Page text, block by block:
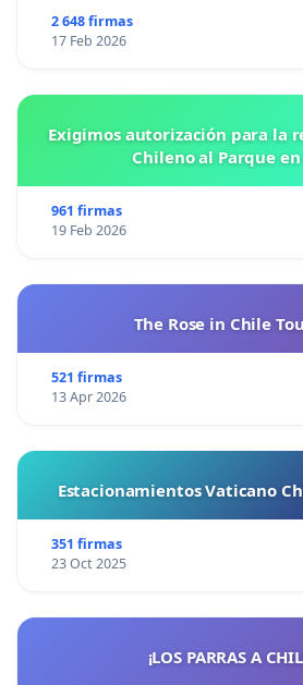
2 648 firmas
17 Feb 2026
Exigimos autorización para la
Chileno al Parque
961 firmas
19 Feb 2026
The Rose in Chile
521 firmas
13 Apr 2026
Estacionamientos Vaticano
351 firmas
23 Oct 2025
¡LOS PARRAS A